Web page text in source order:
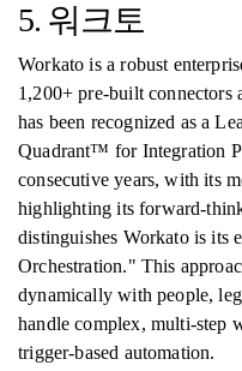
5. 워크토
Workato is a robust
1,200+ pre-built connectors
has been recognized as a
Quadrant™ for Integration
consecutive years, with its
highlighting its forward-
distinguishes Workato is its
Orchestration." This
dynamically with people,
handle complex, multi-step
trigger-based automation.